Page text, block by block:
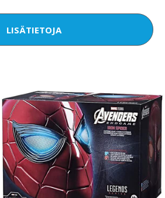
LISÄTIETOJA